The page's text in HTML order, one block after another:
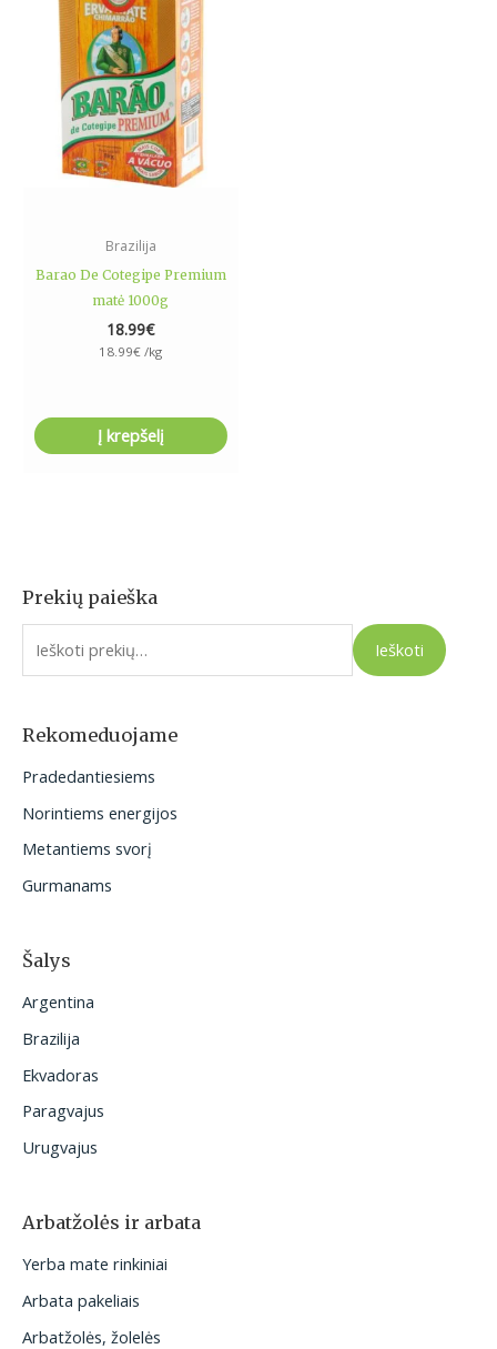
Prekių paieška
I
e
o
:
Ieškoti
Rekomeduojame
Pradedantiesiems
Norintiems energijos
Metantiems svorį
Gurmanams
Šalys
Argentina
Brazilija
Ekvadoras
Paragvajus
Urugvajus
Arbatžolės ir arbata
Yerba mate rinkiniai
Arbata pakeliais
Arbatžolės, žolelės
Brazilija
Barao De Cotegipe Premium
matė 1000g
18.99€
18.99€ /kg
Į krepšelį